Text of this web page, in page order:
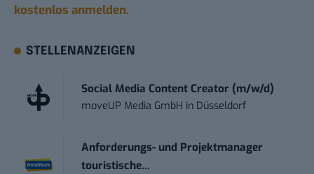
kostenlos anmelden.
STELLENANZEIGEN
Social Media Content Creator (m/w/d)
moveUP Media GmbH in Düsseldorf
Anforderungs- und Projektmanager
touristische...